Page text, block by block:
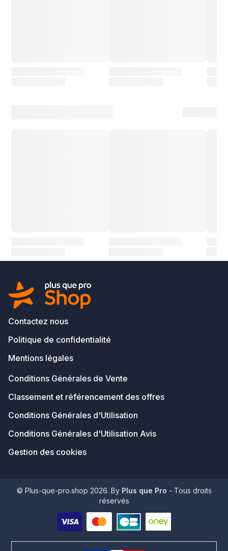
Contactez nous
Politique de confidentialité
Mentions légales
Conditions Générales de Vente
Classement et référencement des offres
Conditions Générales d'Utilisation
Conditions Générales d'Utilisation Avis
Gestion des cookies
© Plus-que-pro.shop 2026. By Plus que Pro - Tous droits
réservés